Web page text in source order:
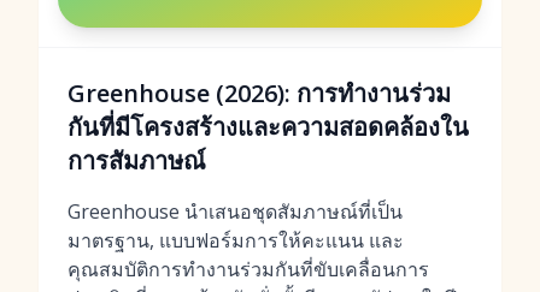
Greenhouse (2026): การทำงานร่วม
กันที่มีโครงสร้างและความสอดคล้องใน
การสัมภาษณ์
Greenhouse นำเสนอชุดสัมภาษณ์ที่เป็น
มาตรฐาน, แบบฟอร์มการให้คะแนน และ
คุณสมบัติการทำงานร่วมกันที่ขับเคลื่อนการ